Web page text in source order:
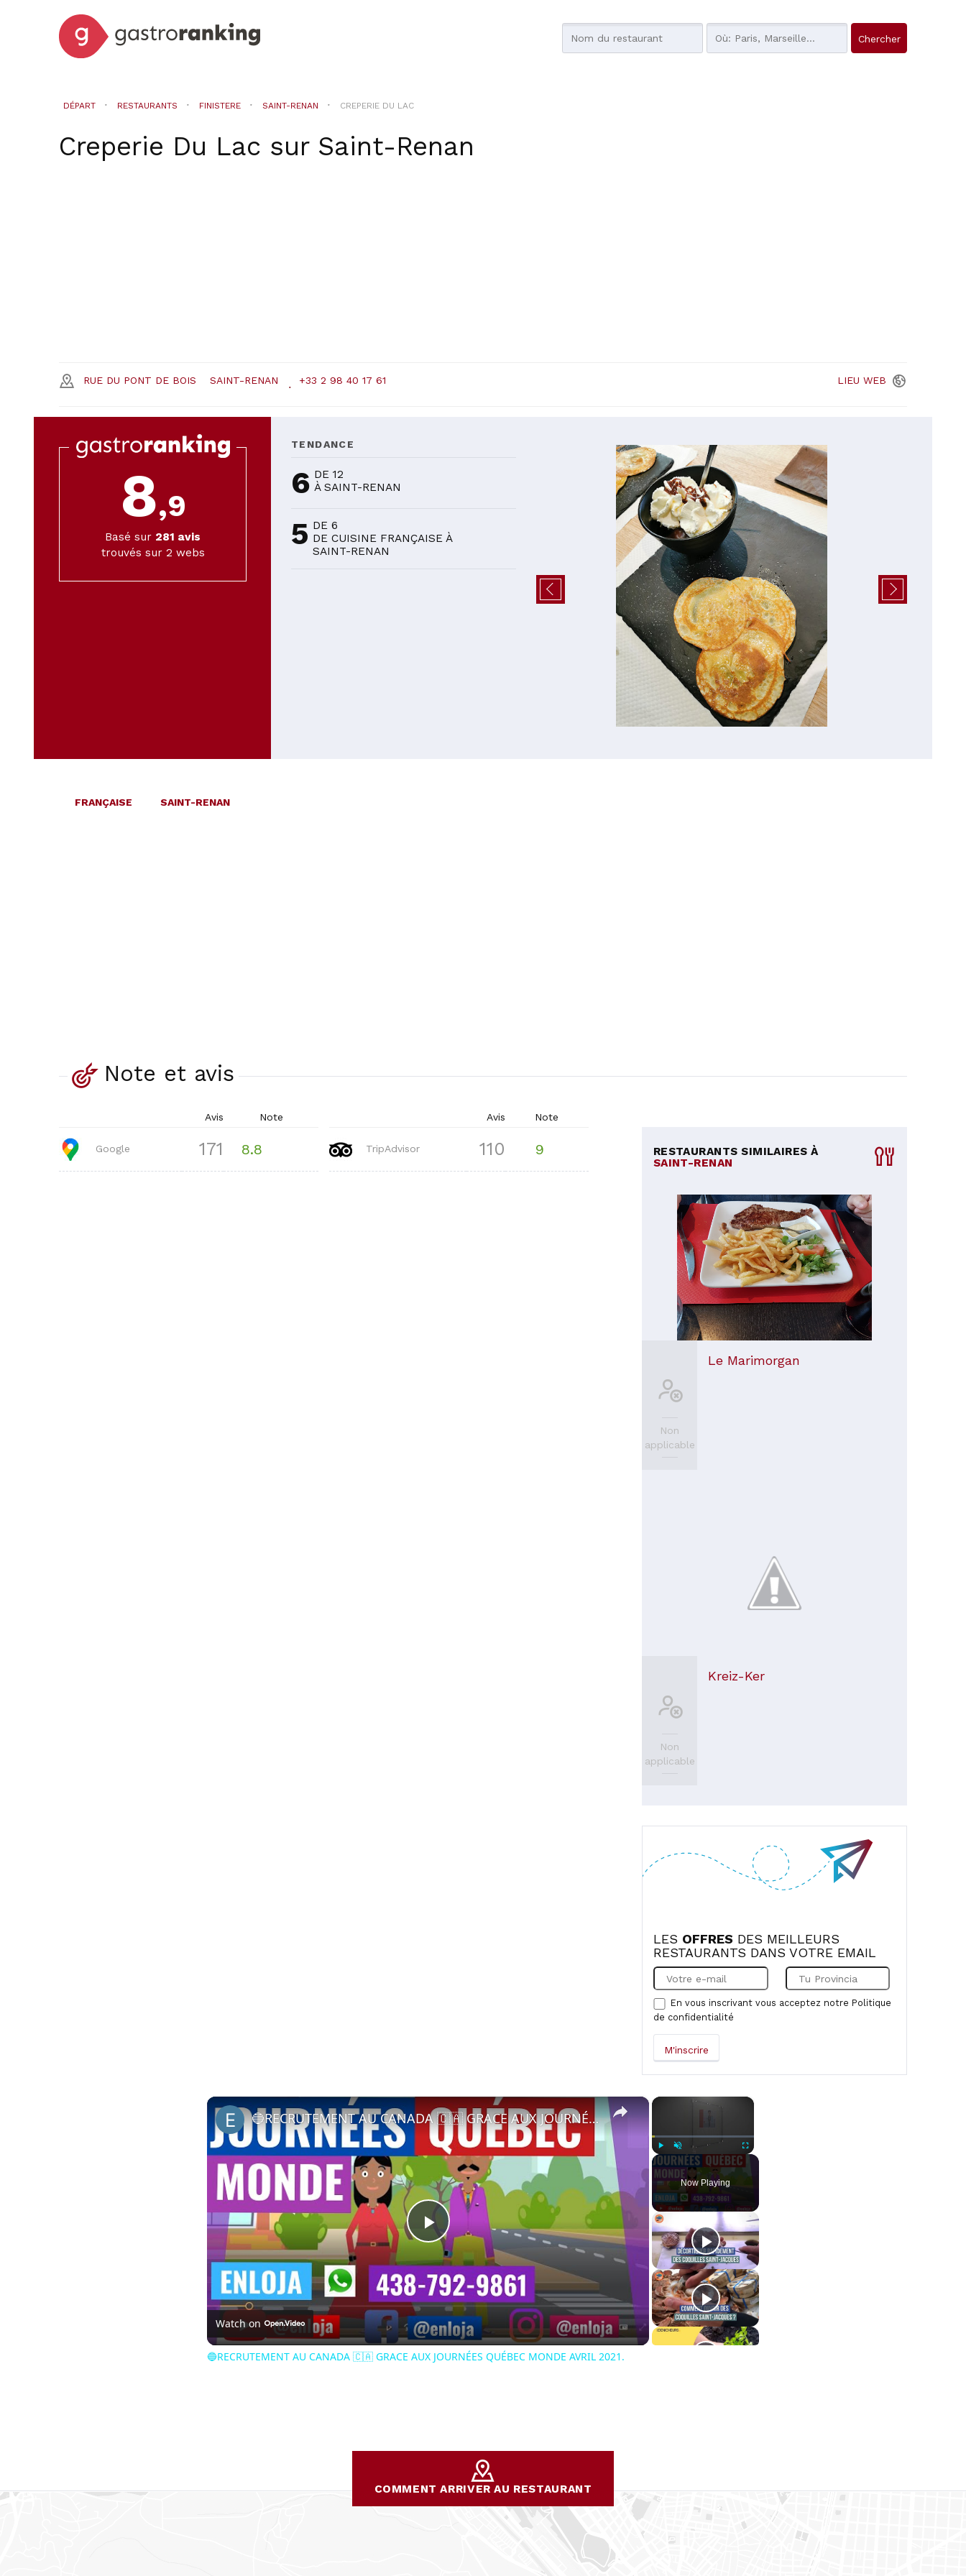
DÉPART RESTAURANTS FINISTERE SAINT-RENAN CREPERIE DU LAC
Creperie Du Lac sur Saint-Renan
RUE DU PONT DE BOIS SAINT-RENAN +33 2 98 40 17 61 LIEU WEB
8,9
Basé sur 281 avis
trouvés sur 2 webs
TENDANCE
6 DE 12
À SAINT-RENAN
5 DE 6
DE CUISINE FRANÇAISE À
SAINT-RENAN
FRANÇAISE SAINT-RENAN
Note et avis
Avis Note
Google 171 8.8
Avis Note
TripAdvisor 110 9
RESTAURANTS SIMILAIRES À
SAINT-RENAN
Non
applicable
Le Marimorgan
Non
applicable
Kreiz-Ker
LES OFFRES DES MEILLEURS
RESTAURANTS DANS VOTRE EMAIL
En vous inscrivant vous acceptez notre Politique
de confidentialité
×
Unmute Fullscreen
Now Playing
×
Play
Video
🔵RECRUTEMENT AU CANADA 🇨🇦 GRACE AUX JOURNÉES QUÉBEC MONDE AVRIL 2021.
Watch on
🔵RECRUTEMENT AU CANADA 🇨🇦 GRACE AUX JOURNÉES QUÉBEC MONDE AVRIL 2021.
COMMENT ARRIVER AU RESTAURANT